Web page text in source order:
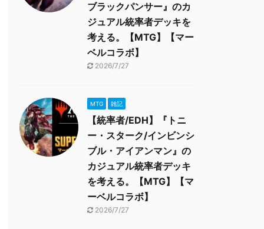
ブラックパンサー』のカ
ジュアル統率者デッキを
考える。【MTG】【マー
ベルコラボ】
2026/7/27
MTG 雑記
【統率者/EDH】『トニ
ー・スターク/インビンシ
ブル・アイアンマン』の
カジュアル統率者デッキ
を考える。【MTG】【マ
ーベルコラボ】
2026/7/27